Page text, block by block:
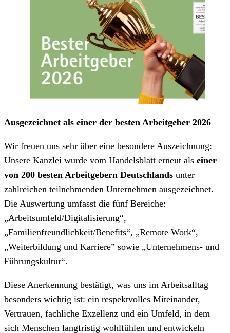
Ausgezeichnet als einer der besten Arbeitgeber 2026
Wir freuen uns sehr über eine besondere Auszeichnung:
Unsere Kanzlei wurde vom Handelsblatt erneut als einer
von 200 besten Arbeitgebern Deutschlands unter
zahlreichen teilnehmenden Unternehmen ausgezeichnet.
Die Auswertung umfasst die fünf Bereiche:
„Arbeitsumfeld/Digitalisierung“,
„Familienfreundlichkeit/Benefits“, „Remote Work“,
„Weiterbildung und Karriere” sowie „Unternehmens- und
Führungskultur“.
Diese Anerkennung bestätigt, was uns im Arbeitsalltag
besonders wichtig ist: ein respektvolles Miteinander,
Vertrauen, fachliche Exzellenz und ein Umfeld, in dem
sich Menschen langfristig wohlfühlen und entwickeln